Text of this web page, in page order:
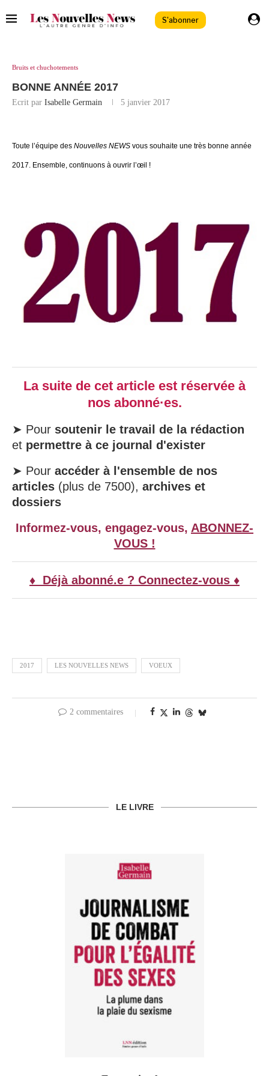
S'abonner
Bruits et chuchotements
BONNE ANNÉE 2017
Ecrit par Isabelle Germain 5 janvier 2017
Toute l’équipe des Nouvelles NEWS vous souhaite une très bonne année
2017. Ensemble, continuons à ouvrir l’œil !
La suite de cet article est réservée à
nos abonné·es.
➤ Pour soutenir le travail de la rédaction
et permettre à ce journal d'exister
➤ Pour accéder à l'ensemble de nos
articles (plus de 7500), archives et
dossiers
Informez-vous, engagez-vous, ABONNEZ-
VOUS !
♦ Déjà abonné.e ? Connectez-vous ♦
2017 LES NOUVELLES NEWS VOEUX
2 commentaires
LE LIVRE